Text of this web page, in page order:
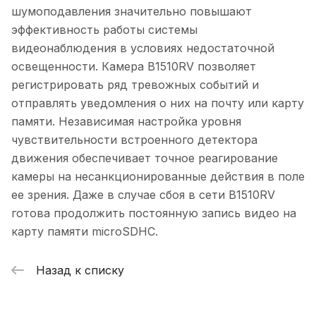
шумоподавления значительно повышают
эффективность работы системы
видеонаблюдения в условиях недостаточной
освещенности. Камера B1510RV позволяет
регистрировать ряд тревожных событий и
отправлять уведомления о них на почту или карту
памяти. Независимая настройка уровня
чувствительности встроенного детектора
движения обеспечивает точное реагирование
камеры на несанкционированные действия в поле
ее зрения. Даже в случае сбоя в сети B1510RV
готова продолжить постоянную запись видео на
карту памяти microSDHC.
Назад к списку